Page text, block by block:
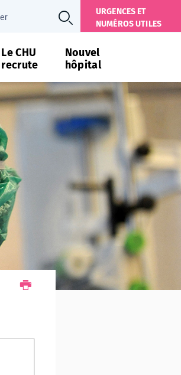
URGENCES ET
NUMÉROS UTILES
Le CHU
recrute
Nouvel
hôpital